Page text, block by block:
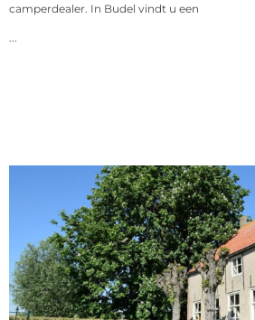
camperdealer. In Budel vindt u een
...